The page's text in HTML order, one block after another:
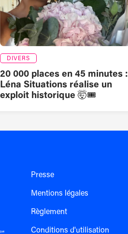
DIVERS
20 000 places en 45 minutes :
Léna Situations réalise un
exploit historique 🤯🎟️
Presse
Mentions légales
Règlement
Conditions d'utilisation